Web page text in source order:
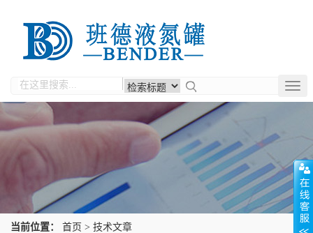
当前位置： 首页 > 技术文章